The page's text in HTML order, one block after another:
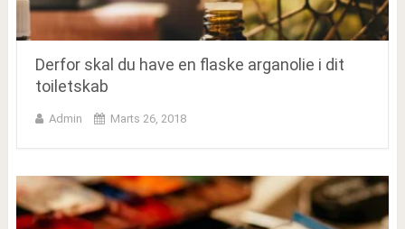
Derfor skal du have en flaske arganolie i dit
toiletskab
Admin Marts 26, 2018